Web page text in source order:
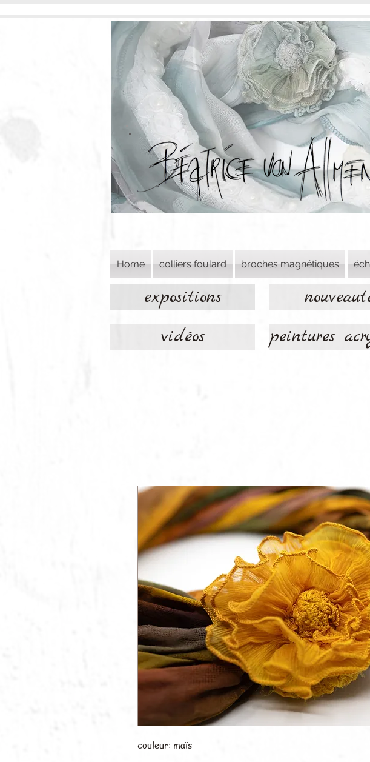
Home colliers foulard broches magnétiques
expositions
vidéos
peintures
couleur: maïs